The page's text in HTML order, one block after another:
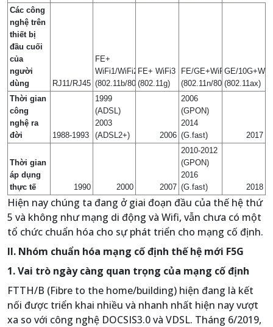
Các công
nghệ trên
thiết bị
đầu cuối
của
người
dùng
RJ11/RJ45
FE+
WiFi1/WiFi2
(802.11b/802.11a)
FE+ WiFi3
(802.11g)
FE/GE+WiFi4/WiFi5
(802.11n/802.11ac)
GE/
(802.11ax)
Thời gian
công
nghệ ra
đời
1988-1993
1999
(ADSL)
2003
(ADSL2+)
2006
2006
(GPON)
2014
(G.fast)
2017
Thời gian
áp dụng
thực tế
1990 2000 2007
2010-2012
(GPON)
2016
(G.fast)
2018
Hiện nay chúng ta đang ở giai đoạn đầu của thế hệ thứ
5 và không như mạng di động và Wifi, vẫn chưa có một
tổ chức chuẩn hóa cho sự phát triển cho mạng cố định.
II. Nhóm chuẩn hóa mạng cố định thế hệ mới F5G
1. Vai trò ngày càng quan trọng của mạng cố định
FTTH/B (Fibre to the home/building) hiện đang là kết
nối được triển khai nhiều và nhanh nhất hiện nay vượt
xa so với công nghệ DOCSIS3.0 và VDSL. Tháng 6/2019,